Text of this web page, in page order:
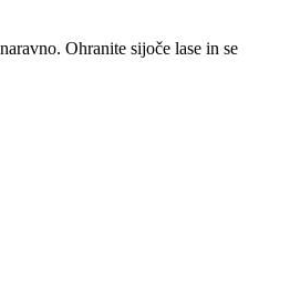
Ohranite sijoče lase in se